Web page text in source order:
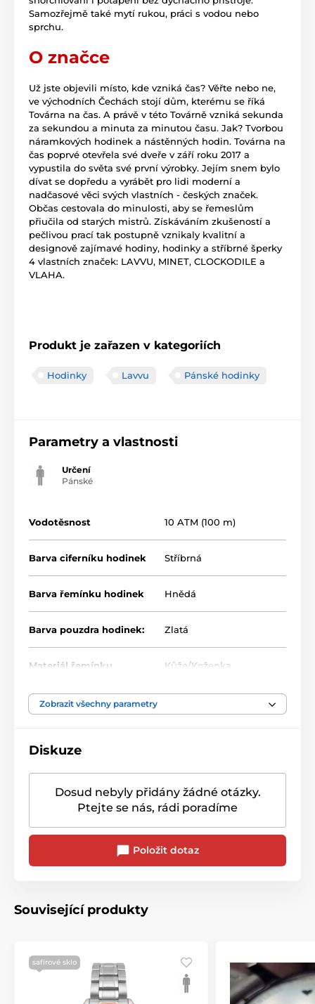
Samozřejmě také mytí rukou, práci s vodou nebo
sprchu.
O značce
Už jste objevili místo, kde vzniká čas? Věřte nebo ne,
ve východních Čechách stojí dům, kterému se říká
Továrna na čas. A právě v této Továrně vzniká sekunda
za sekundou a minuta za minutou času. Jak? Tvorbou
náramkových hodinek a nástěnných hodin. Továrna na
čas poprvé otevřela své dveře v září roku 2017 a
vypustila do světa své první výrobky. Jejím snem bylo
dívat se dopředu a vyrábět pro lidi moderní a
nadčasové věci svých vlastních - českých značek.
Občas cestovala do minulosti, aby se řemeslům
přiučila od starých mistrů. Získáváním zkušeností a
pečlivou prací tak postupně vznikaly kvalitní a
designově zajímavé hodiny, hodinky a stříbrné šperky
4 vlastních značek: LAVVU, MINET, CLOCKODILE a
VLAHA.
Produkt je zařazen v kategoriích
Hodinky Lavvu Pánské hodinky
Parametry a vlastnosti
Určení
Pánské
Vodotěsnost 10 ATM (100 m)
Barva ciferníku hodinek Stříbrná
Barva řemínku hodinek Hnědá
Barva pouzdra hodinek: Zlatá
Materiál řemínku Kůže/Koženka
Zobrazit všechny parametry
Diskuze
Dosud nebyly přidány žádné otázky.
Ptejte se nás, rádi poradíme
Položit dotaz
Související produkty
safírové sklo